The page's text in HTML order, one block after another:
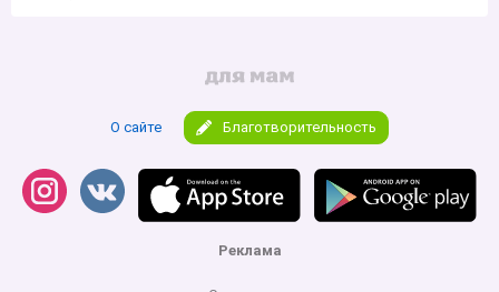
О сайте Благотворительность
Реклама